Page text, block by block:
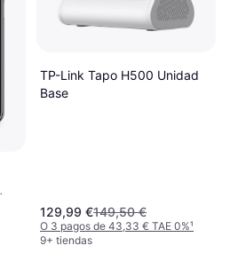
TP-Link Tapo H500 Unidad
Base
129,99 €149,50 €
O 3 pagos de 43,33 € TAE 0%¹
9+ tiendas